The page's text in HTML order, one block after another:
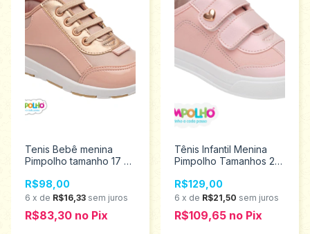
Tenis Bebê menina
Pimpolho tamanho 17 ao
R$98,00
6 x de R$16,33 sem juros
R$83,30 no Pix
Tênis Infantil Menina
Pimpolho Tamanhos 22
R$129,00
6 x de R$21,50 sem juros
R$109,65 no Pix